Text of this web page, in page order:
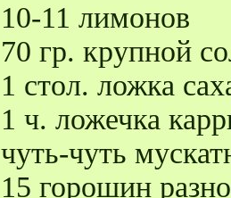
10-11 лимонов
70 гр. крупной
1 стол. ложка
1 ч. ложечка
чуть-чуть
15 горошин